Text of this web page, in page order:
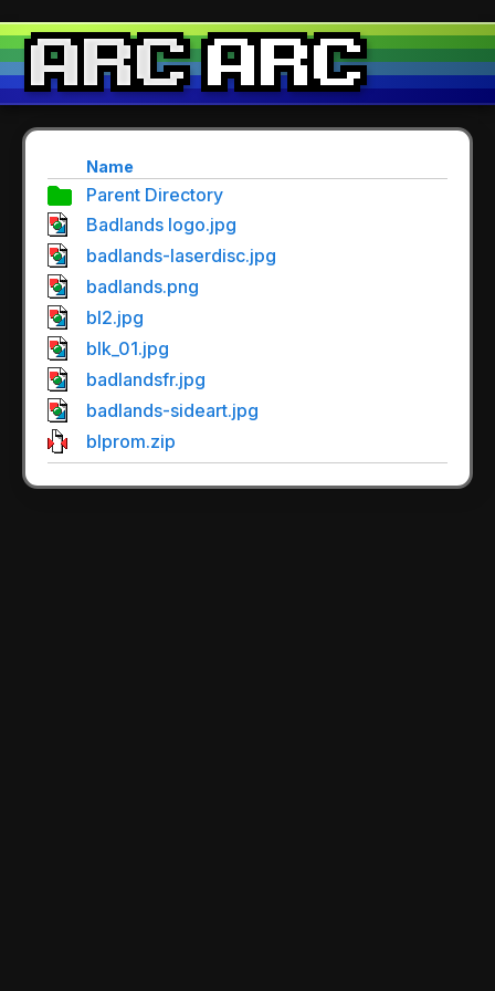
Name
Parent Directory
Badlands logo.jpg
badlands-laserdisc.jpg
badlands.png
bl2.jpg
blk_01.jpg
badlandsfr.jpg
badlands-sideart.jpg
blprom.zip